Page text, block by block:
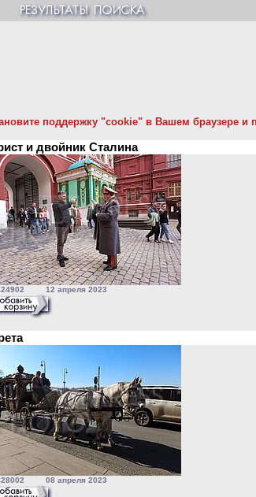
поддержку "cookie" в Вашем браузере и
и двойник Сталина
12 апреля 2023
08 апреля 2023